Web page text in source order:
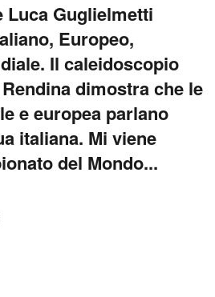
Luca Guglielmetti
Europeo,
Il caleidoscopio
dimostra che le
e europea parlano
italiana. Mi viene
del Mondo...